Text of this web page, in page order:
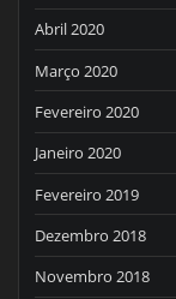
Abril 2020
Março 2020
Fevereiro 2020
Janeiro 2020
Fevereiro 2019
Dezembro 2018
Novembro 2018